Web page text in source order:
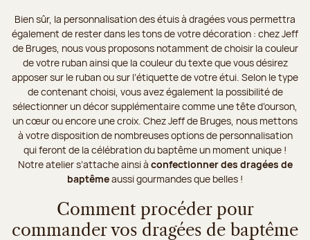
Bien sûr, la personnalisation des étuis à dragées vous permettra
également de rester dans les tons de votre décoration : chez Jeff
de Bruges, nous vous proposons notamment de choisir la couleur
de votre ruban ainsi que la couleur du texte que vous désirez
apposer sur le ruban ou sur l’étiquette de votre étui. Selon le type
de contenant choisi, vous avez également la possibilité de
sélectionner un décor supplémentaire comme une tête d’ourson,
un cœur ou encore une croix. Chez Jeff de Bruges, nous mettons
à votre disposition de nombreuses options de personnalisation
qui feront de la célébration du baptême un moment unique !
Notre atelier s’attache ainsi à confectionner des dragées de
baptêmeaussi gourmandes que belles !
Comment procéder pour
commander vos dragées de baptême